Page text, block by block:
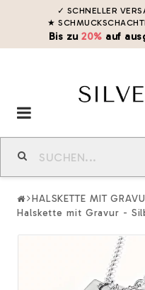
✓ SCHNELLER
★
Bis zu20% auf
Toggle
navigation
HALSKETTE MIT
Halskette mit Gravur -